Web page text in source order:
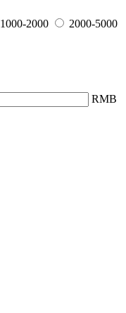
1000-2000
2000-5000
RMB